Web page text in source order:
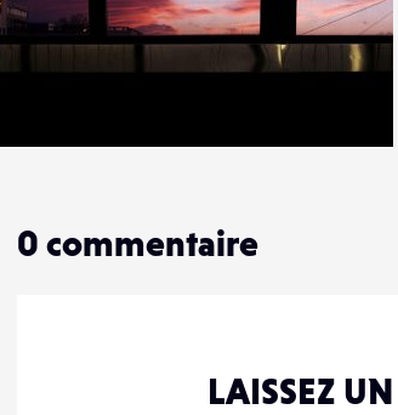
12
0 commentaire
LAISSEZ